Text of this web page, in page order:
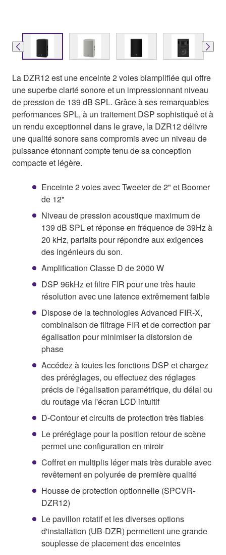
La DZR12 est une enceinte 2 voies biamplifiée qui offre
une superbe clarté sonore et un impressionnant niveau
de pression de 139 dB SPL. Grâce à ses remarquables
performances SPL, à un traitement DSP sophistiqué et à
un rendu exceptionnel dans le grave, la DZR12 délivre
une qualité sonore sans compromis avec un niveau de
puissance étonnant compte tenu de sa conception
compacte et légère.
Enceinte 2 voies avec Tweeter de 2" et Boomer
de 12"
Niveau de pression acoustique maximum de
139 dB SPL et réponse en fréquence de 39Hz à
20 kHz, parfaits pour répondre aux exigences
des ingénieurs du son.
Amplification Classe D de 2000 W
DSP 96kHz et filtre FIR pour une très haute
résolution avec une latence extrêmement faible
Dispose de la technologies Advanced FIR-X,
combinaison de filtrage FIR et de correction par
égalisation pour minimiser la distorsion de
phase
Accédez à toutes les fonctions DSP et chargez
des préréglages, ou effectuez des réglages
précis de l'égalisation paramétrique, du délai ou
du routage via l'écran LCD intuitif
D-Contour et circuits de protection très fiables
Le préréglage pour la position retour de scène
permet une configuration en miroir
Coffret en multiplis léger mais très durable avec
revêtement en polyurée de première qualité
Housse de protection optionnelle (SPCVR-
DZR12)
Le pavillon rotatif et les diverses options
d'installation (UB-DZR) permettent une grande
souplesse de placement des enceintes